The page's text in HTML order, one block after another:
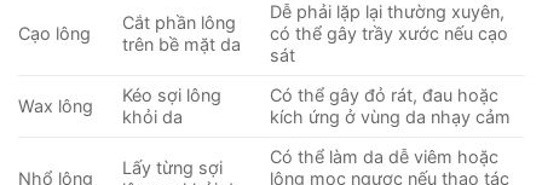
Cạo lông
Cắt phần lông
trên bề mặt da
Dễ phải lặp lại thường xuyên,
có thể gây trầy xước nếu cạo
sát
Wax lông
Kéo sợi lông
khỏi da
Có thể gây đỏ rát, đau hoặc
kích ứng ở vùng da nhạy cảm
Nhổ lông
Lấy từng sợi
Có thể làm da dễ viêm hoặc
lông mọc ngược nếu thao tác